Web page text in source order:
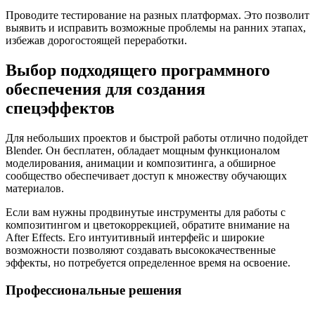
Проводите тестирование на разных платформах. Это позволит
выявить и исправить возможные проблемы на ранних этапах,
избежав дорогостоящей переработки.
Выбор подходящего программного
обеспечения для создания
спецэффектов
Для небольших проектов и быстрой работы отлично подойдет
Blender. Он бесплатен, обладает мощным функционалом
моделирования, анимации и композитинга, а обширное
сообщество обеспечивает доступ к множеству обучающих
материалов.
Если вам нужны продвинутые инструменты для работы с
композитингом и цветокоррекцией, обратите внимание на
After Effects. Его интуитивный интерфейс и широкие
возможности позволяют создавать высококачественные
эффекты, но потребуется определенное время на освоение.
Профессиональные решения